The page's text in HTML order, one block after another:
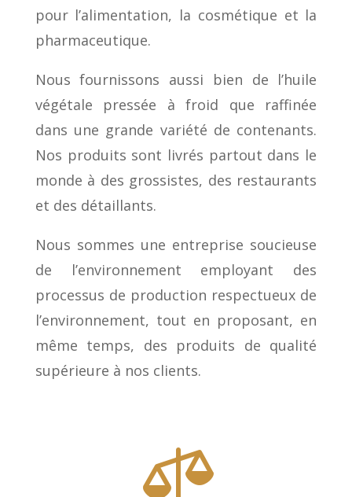
pour l’alimentation, la cosmétique et la
pharmaceutique.
Nous fournissons aussi bien de l’huile
végétale pressée à froid que raffinée
dans une grande variété de contenants.
Nos produits sont livrés partout dans le
monde à des grossistes, des restaurants
et des détaillants.
Nous sommes une entreprise soucieuse
de l’environnement employant des
processus de production respectueux de
l’environnement, tout en proposant, en
même temps, des produits de qualité
supérieure à nos clients.
